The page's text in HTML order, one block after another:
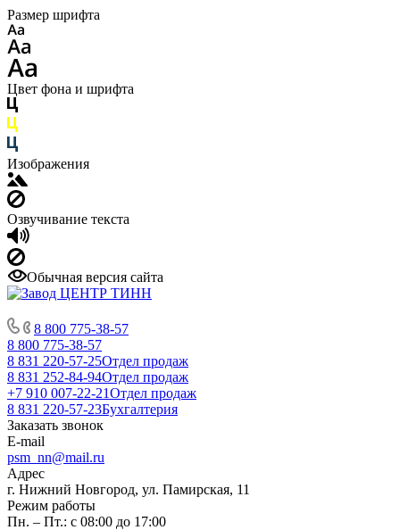
Размер шрифта
Цвет фона и шрифта
Изображения
Озвучивание текста
Обычная версия сайта
8 800 775-38-57
8 800 775-38-57
8 831 220-57-25Отдел продаж
8 831 252-84-94Отдел продаж
+7 910 007-22-21Отдел продаж
8 831 220-57-23Бухгалтерия
Заказать звонок
E-mail
psm_nn@mail.ru
Адрес
г. Нижний Новгород, ул. Памирская, 11
Режим работы
Пн. – Пт.: с 08:00 до 17:00